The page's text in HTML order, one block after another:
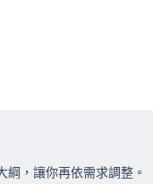
，讓你再依需求調整。